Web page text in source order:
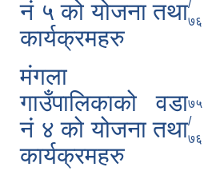
नं ५ को योजना तथा
कार्यक्रमहरु
/
७६
मंगला
गाउँपालिकाको वडा
नं ४ को योजना तथा
कार्यक्रमहरु
७५
/
७६